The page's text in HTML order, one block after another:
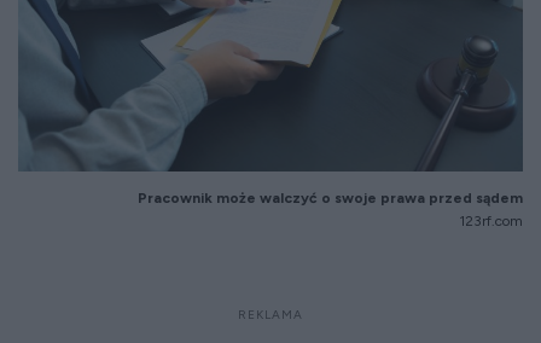
Pracownik może walczyć o swoje prawa przed sądem
123rf.com